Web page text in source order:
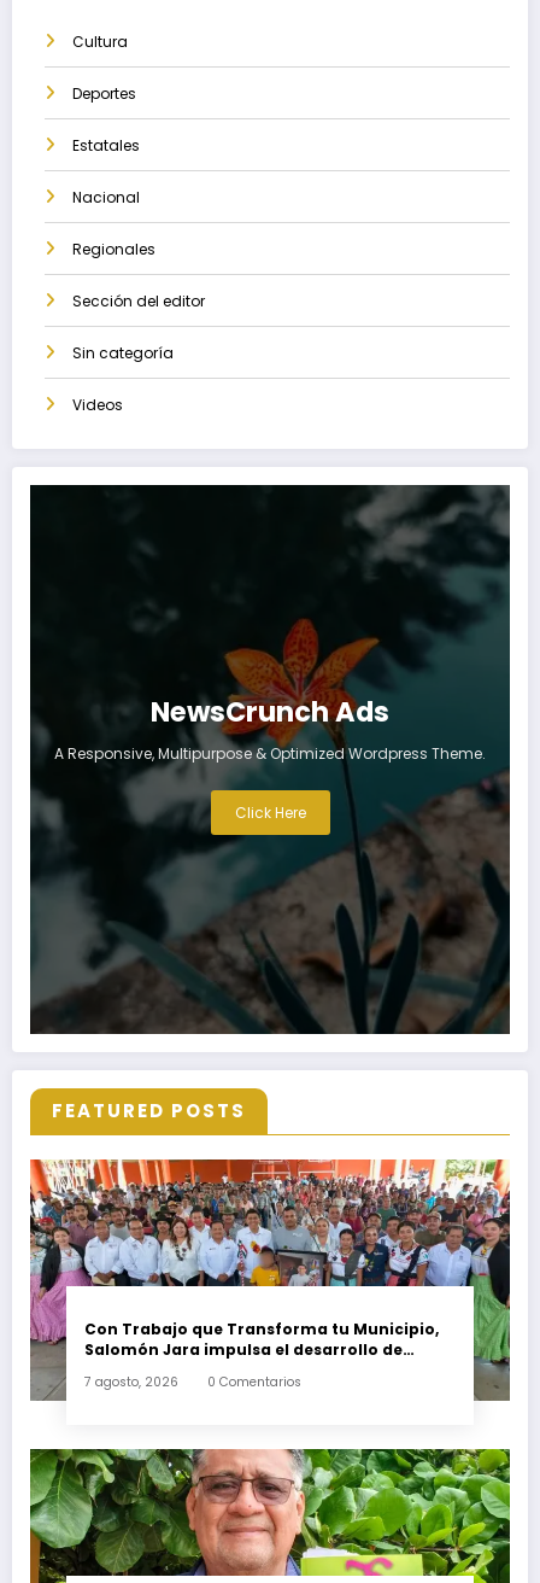
Cultura
Deportes
Estatales
Nacional
Regionales
Sección del editor
Sin categoría
Videos
NewsCrunch Ads
A Responsive, Multipurpose & Optimized Wordpress Theme.
Click Here
FEATURED POSTS
Con Trabajo que Transforma tu Municipio,
Salomón Jara impulsa el desarrollo de
7 agosto, 2026 0 Comentarios